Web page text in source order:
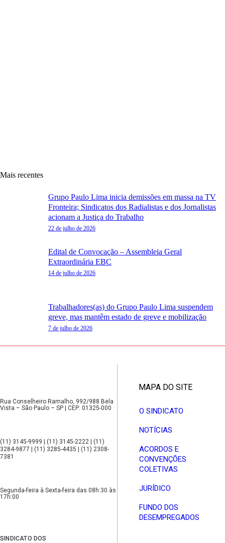
Mais recentes
Grupo Paulo Lima inicia demissões em massa na TV
Fronteira; Sindicatos dos Radialistas e dos Jornalistas
acionam a Justiça do Trabalho
22 de julho de 2026
Edital de Convocação – Assembleia Geral
Extraordinária EBC
14 de julho de 2026
Trabalhadores(as) do Grupo Paulo Lima suspendem
greve, mas mantêm estado de greve e mobilização
7 de julho de 2026
Rua Conselheiro Ramalho, 992/988 Bela
Vista – São Paulo – SP | CEP: 01325-000
(11) 3145-9999 | (11) 3145-2222 | (11)
3284-9877 | (11) 3285-4435 | (11) 2308-
7381
Segunda-feira à Sexta-feira das 08h:30 às
17h:00
SINDICATO DOS
MAPA DO SITE
O SINDICATO
NOTÍCIAS
ACORDOS E
CONVENÇÕES
COLETIVAS
JURÍDICO
FUNDO DOS
DESEMPREGADOS